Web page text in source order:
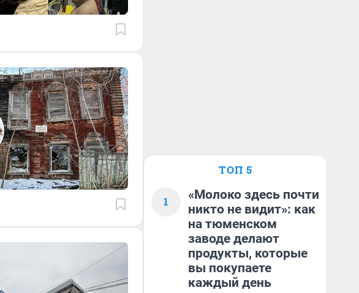
ТОП 5
1
«Молоко здесь почти
никто не видит»: как
на тюменском
заводе делают
продукты, которые
вы покупаете
каждый день